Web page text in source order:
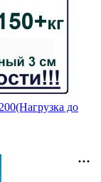
до